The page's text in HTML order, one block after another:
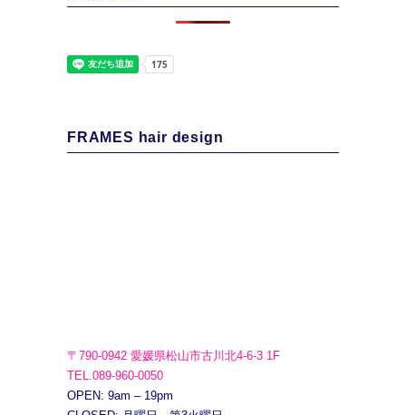
FRAMES hair design
〒790-0942 愛媛県松山市古川北4-6-3 1F
TEL.089-960-0050
OPEN: 9am – 19pm